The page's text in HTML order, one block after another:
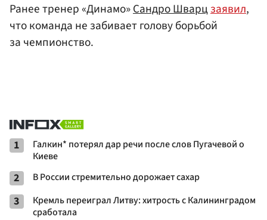
Ранее тренер «Динамо»Сандро Шварцзаявил,
что команда не забивает голову борьбой
за чемпионство.
1
Галкин* потерял дар речи после слов Пугачевой о
Киеве
2 В России стремительно дорожает сахар
3
Кремль переиграл Литву: хитрость с Калининградом
сработала